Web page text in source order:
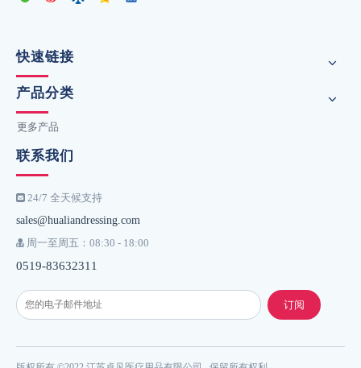
快速链接
产品分类
更多产品
联系我们
 24/7 全天候支持
sales@hualiandressing.com
 周一至周五：08:30 - 18:00
0519-83632311
订阅